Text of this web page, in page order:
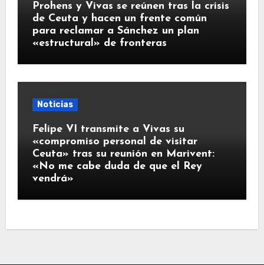
Prohens y Vivas se reúnen tras la crisis
de Ceuta y hacen un frente común
para reclamar a Sánchez un plan
«estructural» de fronteras
Noticias
Felipe VI transmite a Vivas su
«compromiso personal de visitar
Ceuta» tras su reunión en Marivent:
«No me cabe duda de que el Rey
vendrá»